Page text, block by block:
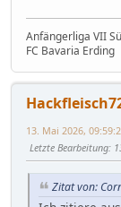
Anfängerliga VII
FC Bavaria Erding
13. Mai 2026,
Letzte Bearbeitung:
Zitat von: